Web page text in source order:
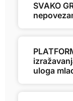
SVAKO
uloga